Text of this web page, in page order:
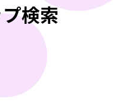
検索